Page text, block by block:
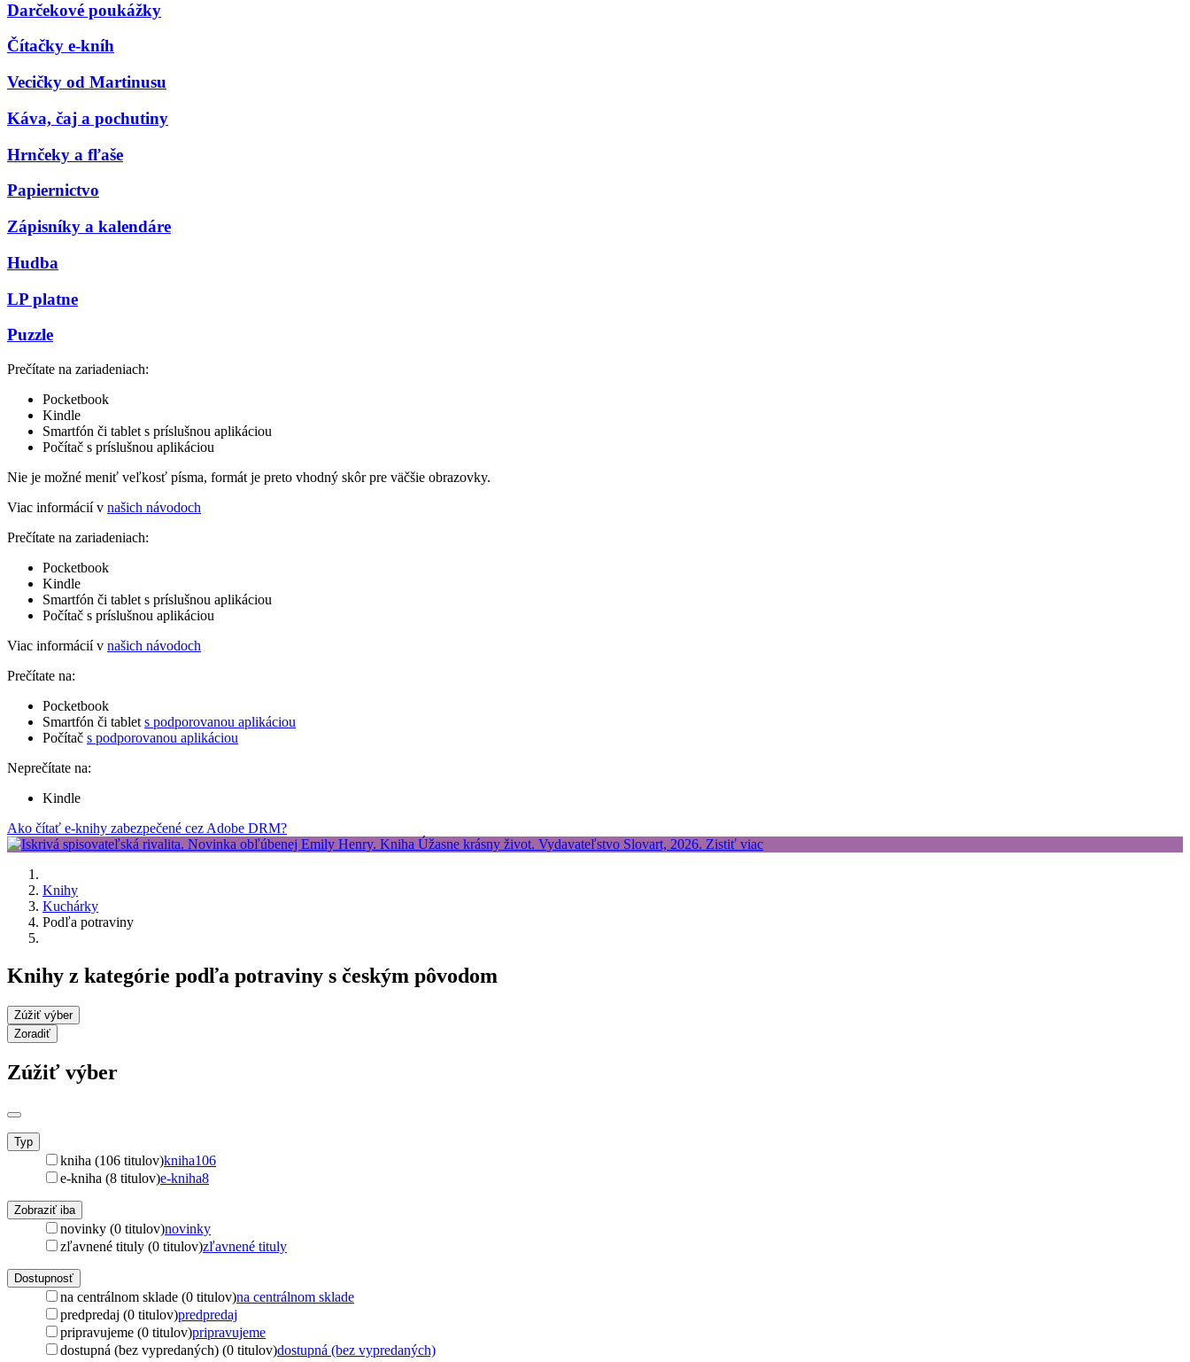
Darčekové poukážky
Čítačky e-kníh
Vecičky od Martinusu
Káva, čaj a pochutiny
Hrnčeky a fľaše
Papiernictvo
Zápisníky a kalendáre
Hudba
LP platne
Puzzle
Prečítate na zariadeniach:
Pocketbook
Kindle
Smartfón či tablet s príslušnou aplikáciou
Počítač s príslušnou aplikáciou
Nie je možné meniť veľkosť písma, formát je preto vhodný skôr pre väčšie obrazovky.
Viac informácií v našich návodoch
Prečítate na zariadeniach:
Pocketbook
Kindle
Smartfón či tablet s príslušnou aplikáciou
Počítač s príslušnou aplikáciou
Viac informácií v našich návodoch
Prečítate na:
Pocketbook
Smartfón či tablet s podporovanou aplikáciou
Počítač s podporovanou aplikáciou
Neprečítate na:
Kindle
Ako čítať e-knihy zabezpečené cez Adobe DRM?
Knihy
Kuchárky
Podľa potraviny
Knihy z kategórie podľa potraviny s českým pôvodom
Zúžiť výber
Zoradiť
Zúžiť výber
Typ
kniha (106 titulov)kniha106
e-kniha (8 titulov)e-kniha8
Zobraziť iba
novinky (0 titulov)novinky
zľavnené tituly (0 titulov)zľavnené tituly
Dostupnosť
na centrálnom sklade (0 titulov)na centrálnom sklade
predpredaj (0 titulov)predpredaj
pripravujeme (0 titulov)pripravujeme
dostupná (bez vypredaných) (0 titulov)dostupná (bez vypredaných)